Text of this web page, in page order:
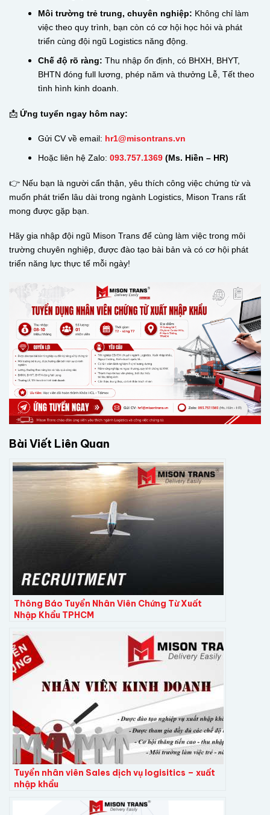
Môi trường trẻ trung, chuyên nghiệp: Không chỉ làm
việc theo quy trình, bạn còn có cơ hội học hỏi và phát
triển cùng đội ngũ Logistics năng động.
Chế độ rõ ràng: Thu nhập ổn định, có BHXH, BHYT,
BHTN đóng full lương, phép năm và thưởng Lễ, Tết theo
tình hình kinh doanh.
📩 Ứng tuyển ngay hôm nay:
Gửi CV về email: hr1@misontrans.vn
Hoặc liên hệ Zalo: 093.757.1369(Ms. Hiền – HR)
👉 Nếu bạn là người cẩn thận, yêu thích công việc chứng từ và
muốn phát triển lâu dài trong ngành Logistics, Mison Trans rất
mong được gặp bạn.
Hãy gia nhập đội ngũ Mison Trans để cùng làm việc trong môi
trường chuyên nghiệp, được đào tạo bài bản và có cơ hội phát
triển năng lực thực tế mỗi ngày!
Bài Viết Liên Quan
Thông Báo Tuyển Nhân Viên Chứng Từ Xuất
Nhập Khẩu TPHCM
Tuyển nhân viên Sales dịch vụ logisitics – xuất
nhập khẩu